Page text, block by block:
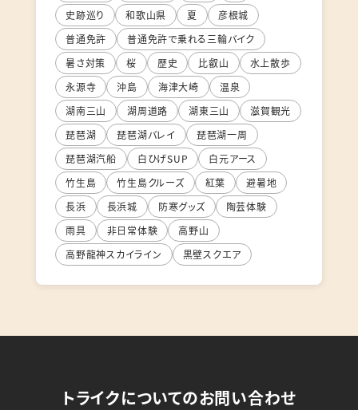
史跡巡り
和歌山県 夏
彦根城
普通免許
普通免許で乗れる三輪バイク
暑さ対策
桜 歴史 比叡山
水上散歩
永源寺
沖島 海津大崎
温泉
湖南三山
湖周道路 湖東三山
滋賀観光
琵琶湖
琵琶湖バレイ
琵琶湖一周
琵琶湖汽船
白ひげSUP
白元アース
竹生島
竹生島クルーズ 紅葉
避暑地
長浜
長浜城 防寒グッズ
陶芸体験
雨具
非日常体験
高野山
高野龍神スカイライン
黒壁スクエア
トライクについてのお問い合わせ